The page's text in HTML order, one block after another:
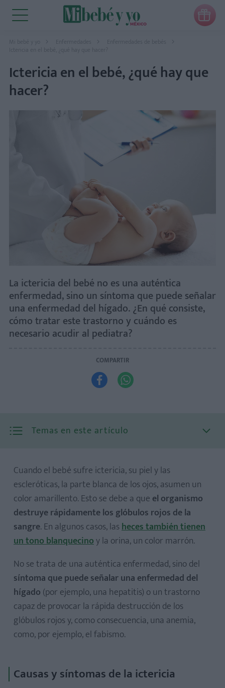

Mi bebé y yo Enfermedades
Enfermedades de bebés
Ictericia en el bebé, ¿qué hay que hacer?
Ictericia en el bebé, ¿qué hay que
hacer?
La ictericia del bebé no es una auténtica
enfermedad, sino un síntoma que puede señalar
una enfermedad del hígado. ¿En qué consiste,
cómo tratar este trastorno y cuándo es
necesario acudir al pediatra?
COMPARTIR
 
Temas en este artículo
Cuando el bebé sufre ictericia, su piel y las
escleróticas, la parte blanca de los ojos, asumen un
color amarillento. Esto se debe a que el organismo
destruye rápidamente los glóbulos rojos de la
sangre. En algunos casos, lasheces también tienen
un tono blanquecinoy la orina, un color marrón.
No se trata de una auténtica enfermedad, sino del
síntoma que puede señalar una enfermedad del
hígado (por ejemplo, una hepatitis) o un trastorno
capaz de provocar la rápida destrucción de los
glóbulos rojos y, como consecuencia, una anemia,
como, por ejemplo, el fabismo.
Causas y síntomas de la ictericia